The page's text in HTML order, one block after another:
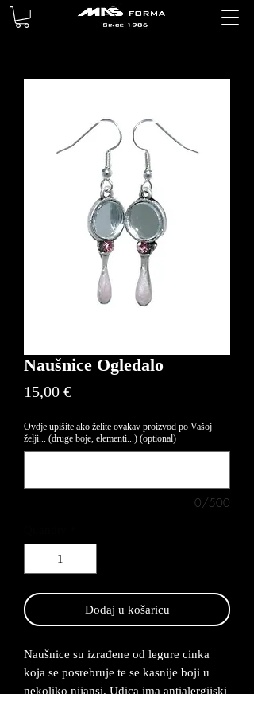
Naušnice Ogledalo
15,00 €Price
Ovdje upišite ako želite ovakav proizvod po Vašoj
želji... (druge boje, elementi...) (optional)
0/500
Dodaj u košaricu
Naušnice su izrađene od legure cinka
koja se posrebruje te se kasnije boji u
nekoliko nijansi. Udica ima antialergijski